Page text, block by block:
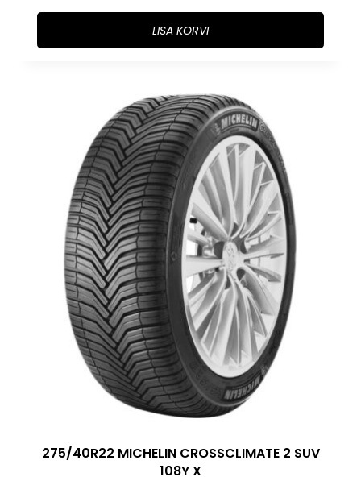
LISA KORVI
275/40R22 MICHELIN CROSSCLIMATE 2 SUV
108Y X